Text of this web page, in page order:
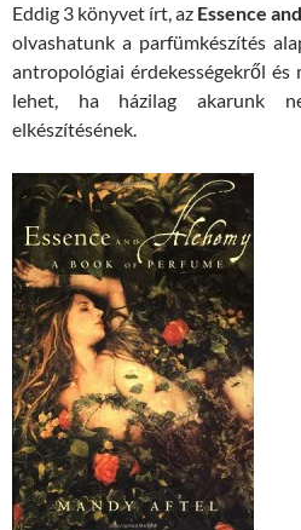
Eddig 3 könyvet írt, az Essence
olvashatunk a parfümkészítés
antropológiai érdekességekről és
lehet, ha házilag akarunk
elkészítésének.